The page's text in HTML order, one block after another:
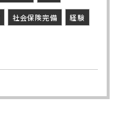
社会保険完備 経験